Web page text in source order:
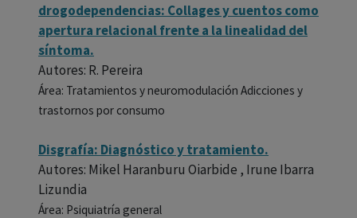
drogodependencias: Collages y cuentos como
apertura relacional frente a la linealidad del
síntoma.
Autores: R. Pereira
Área: Tratamientos y neuromodulación Adicciones y
trastornos por consumo
Disgrafía: Diagnóstico y tratamiento.
Autores: Mikel Haranburu Oiarbide , Irune Ibarra
Lizundia
Área: Psiquiatría general